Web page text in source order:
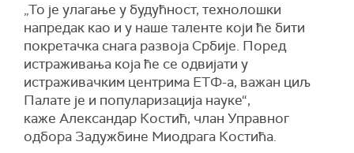
„То је улагање у будућност, технолошки
напредак као и у наше таленте који ће бити
покретачка снага развоја Србије. Поред
истраживања која ће се одвијати у
истраживачким центрима ЕТФ-а, важан циљ
Палате је и популаризација науке“,
каже Александар Костић, члан Управног
одбора Задужбине Миодрага Костића.